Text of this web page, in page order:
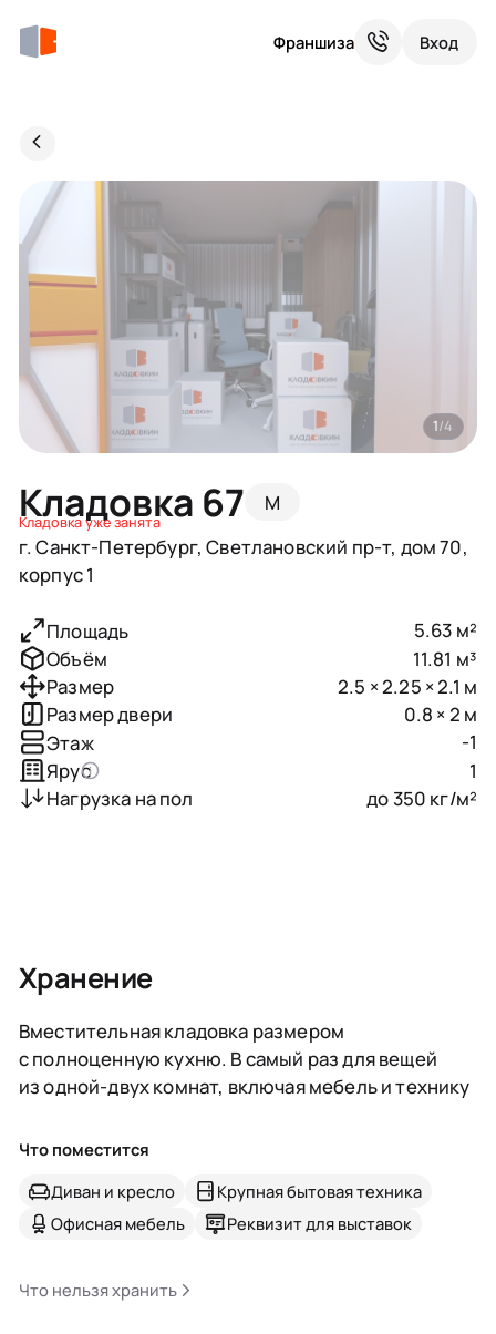
Франшиза Вход
Кладовка 67 M
Кладовка уже занята
г. Санкт-Петербург, Светлановский пр-т, дом 70,
корпус 1
1/4
Площадь
5.63 м²
Объём
11.81 м³
Размер
2.5 × 2.25 × 2.1 м
Размер двери
0.8 × 2 м
Этаж
-1
Ярус
1
Нагрузка на пол
до 350 кг/м²
Хранение
Вместительная кладовка размером
с полноценную кухню. В самый раз для вещей
из одной-двух комнат, включая мебель и технику
Что поместится
Диван и кресло
Крупная бытовая техника
Офисная мебель
Реквизит для выставок
Что нельзя хранить